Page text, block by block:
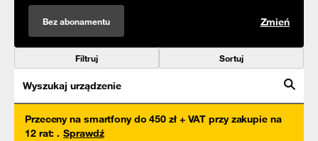
Bez abonamentu Zmień
Filtruj Sortuj
Wyszukaj urządzenie
Przeceny na smartfony do 450 zł + VAT przy zakupie na
12 rat: . Sprawdź